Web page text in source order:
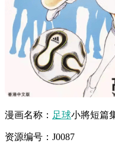
漫画名称： 足球小將短篇
资源编号：J0087